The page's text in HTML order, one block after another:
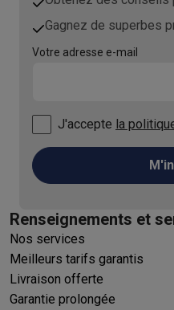
Gagnez de superbes
Votre adresse e-mail
J'accepte la
Renseignements et
Nos services
Meilleurs tarifs garantis
Livraison offerte
Garantie prolongée